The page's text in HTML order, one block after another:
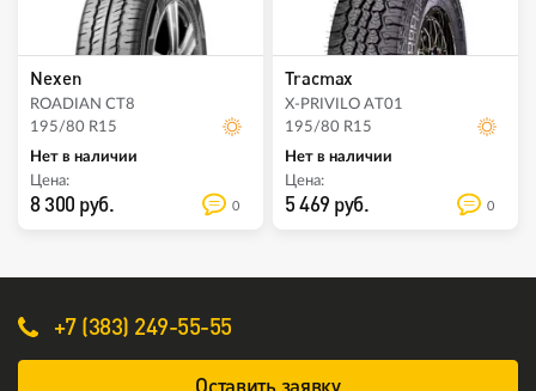
Nexen
ROADIAN CT8
195/80 R15
Нет в наличии
Цена:
8 300 руб. 0
Tracmax
X-PRIVILO AT01
195/80 R15
Нет в наличии
Цена:
5 469 руб. 0
+7 (383) 249-55-55
Оставить заявку